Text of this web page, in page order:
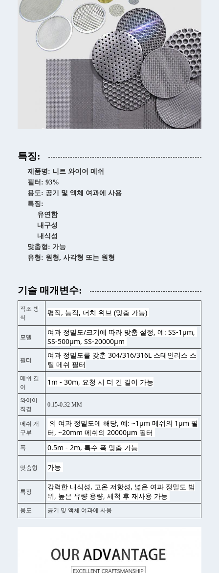
특징:
제품명: 니트 와이어 메쉬
필터: 93%
용도: 공기 및 액체 여과에 사용
특징:
유연함
내구성
내식성
맞춤형: 가능
유형: 원형, 사각형 또는 원형
기술 매개변수:
직조 방
식
평직, 능직, 더치 위브 (맞춤 가능)
모델
여과 정밀도/크기에 따라 맞춤 설정, 예: SS-1μm,
SS-500μm, SS-20000μm
필터
여과 정밀도를 갖춘 304/316/316L 스테인리스 스
틸 메쉬 필터
메쉬 길
이
1m - 30m, 요청 시 더 긴 길이 가능
와이어
직경
0.15-0.32 MM
메쉬 개
구부
의 여과 정밀도에 해당, 예: ~1μm 메쉬의 1μm 필
터, ~20mm 메쉬의 20000μm 필터
폭 0.5m - 2m, 특수 폭 맞춤 가능
맞춤형 가능
특징
강력한 내식성, 고온 저항성, 넓은 여과 정밀도 범
위, 높은 유량 용량, 세척 후 재사용 가능
용도 공기 및 액체 여과에 사용